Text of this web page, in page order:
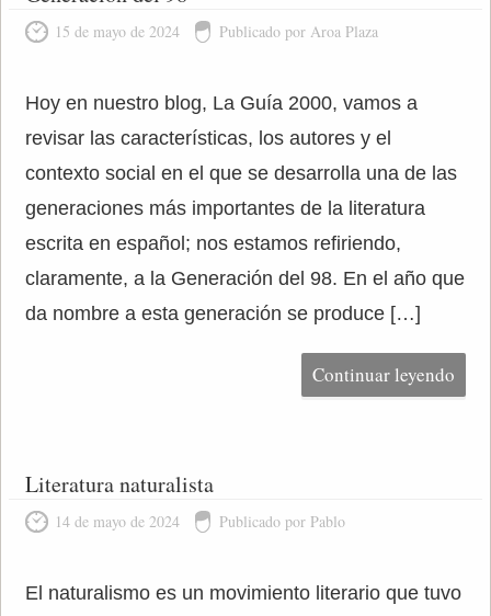
15 de mayo de 2024 Publicado por Aroa Plaza
Hoy en nuestro blog, La Guía 2000, vamos a
revisar las características, los autores y el
contexto social en el que se desarrolla una de las
generaciones más importantes de la literatura
escrita en español; nos estamos refiriendo,
claramente, a la Generación del 98. En el año que
da nombre a esta generación se produce […]
Continuar leyendo
Literatura naturalista
14 de mayo de 2024 Publicado por Pablo
El naturalismo es un movimiento literario que tuvo